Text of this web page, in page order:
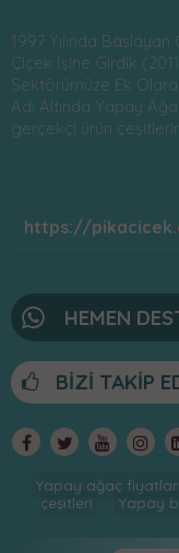
1997 Yılında
Çiçek İşine Girdik
Sektörümüze Ek
Adı Altında Yapay
gerçekçi ürün
https://
HEMEN
BİZİ TAKİP
Yapay ağaç
çeşitleri
Yapay